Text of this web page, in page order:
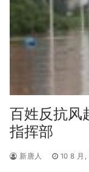
百姓反抗风
指挥部
新唐人 10 8 月,